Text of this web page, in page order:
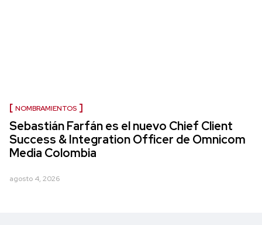
NOMBRAMIENTOS
Sebastián Farfán es el nuevo Chief Client
Success & Integration Officer de Omnicom
Media Colombia
agosto 4, 2026